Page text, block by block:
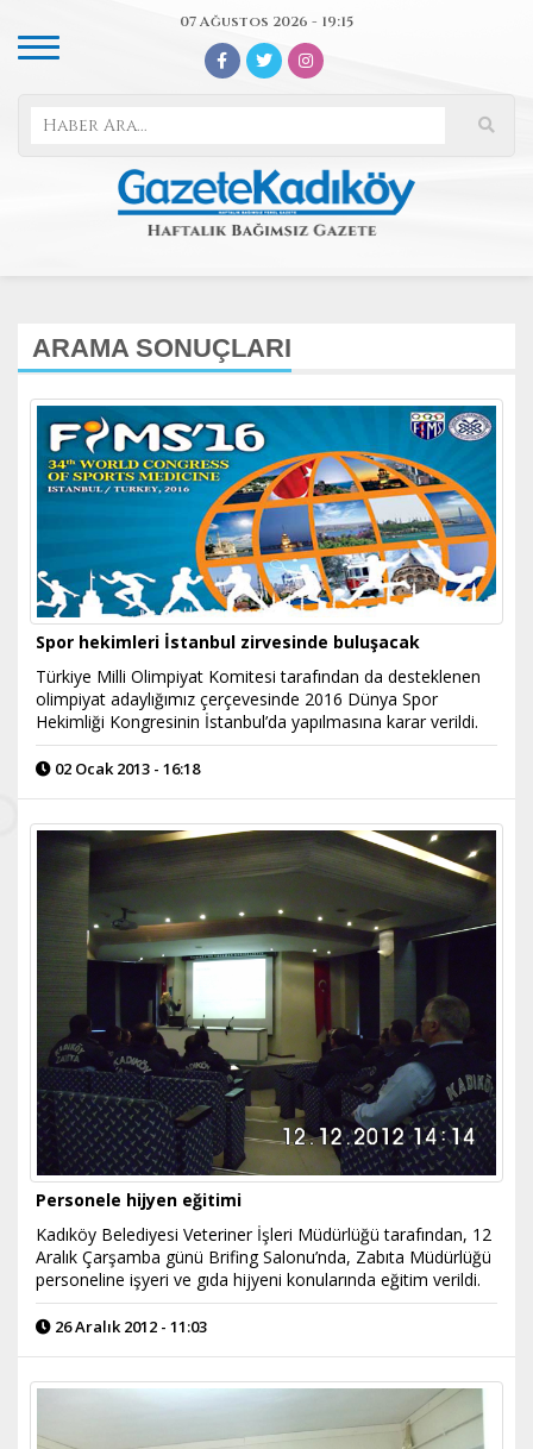
07 Ağustos 2026 - 19:15
ARAMA SONUÇLARI
Spor hekimleri İstanbul zirvesinde buluşacak
Türkiye Milli Olimpiyat Komitesi tarafından da desteklenen
olimpiyat adaylığımız çerçevesinde 2016 Dünya Spor
Hekimliği Kongresinin İstanbul’da yapılmasına karar verildi.
02 Ocak 2013 - 16:18
Personele hijyen eğitimi
Kadıköy Belediyesi Veteriner İşleri Müdürlüğü tarafından, 12
Aralık Çarşamba günü Brifing Salonu’nda, Zabıta Müdürlüğü
personeline işyeri ve gıda hijyeni konularında eğitim verildi.
26 Aralık 2012 - 11:03